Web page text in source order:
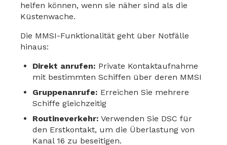
helfen können, wenn sie näher sind als die
Küstenwache.
Die MMSI-Funktionalität geht über Notfälle
hinaus:
Direkt anrufen: Private Kontaktaufnahme
mit bestimmten Schiffen über deren MMSI
Gruppenanrufe: Erreichen Sie mehrere
Schiffe gleichzeitig
Routineverkehr: Verwenden Sie DSC für
den Erstkontakt, um die Überlastung von
Kanal 16 zu beseitigen.